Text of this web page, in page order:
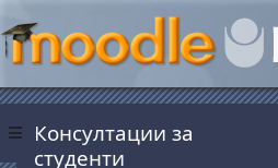
Страничен панел
Блокове
Консултации за
студенти